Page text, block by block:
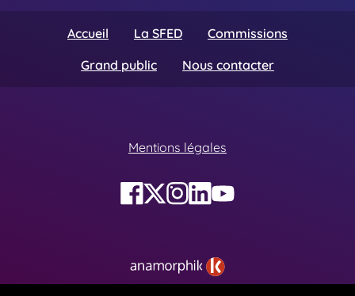
Accueil La SFED
Commissions
Grand public
Nous contacter
Mentions légales